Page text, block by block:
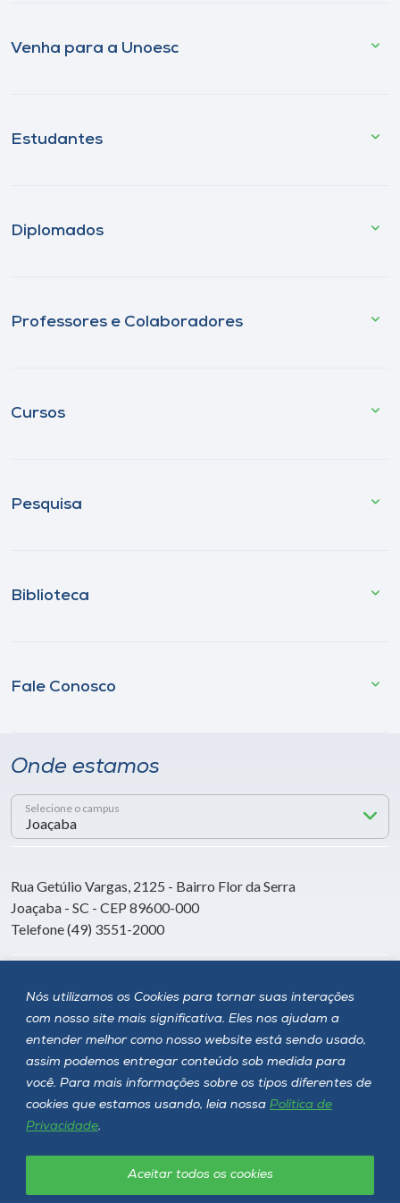
Nós utilizamos os Cookies para tornar suas interações
com nosso site mais significativa. Eles nos ajudam a
entender melhor como nosso website está sendo usado,
assim podemos entregar conteúdo sob medida para
você. Para mais informações sobre os tipos diferentes de
cookies que estamos usando, leia nossa Política de
Privacidade.
Aceitar todos os cookies
Venha para a Unoesc
Estudantes
Diplomados
Professores e Colaboradores
Cursos
Pesquisa
Biblioteca
Fale Conosco
Onde estamos
Selecione o campus
Rua Getúlio Vargas, 2125 - Bairro Flor da Serra
Joaçaba - SC - CEP 89600-000
Telefone (49) 3551-2000
Siga a Unoesc
Política de privacidade LGPD